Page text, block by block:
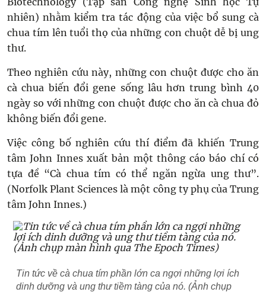
nhiên) nhằm kiểm tra tác động của việc bổ sung cà
chua tím lên tuổi thọ của những con chuột dễ bị ung
thư.
Theo nghiên cứu này, những con chuột được cho ăn
cà chua biến đổi gene sống lâu hơn trung bình 40
ngày so với những con chuột được cho ăn cà chua đỏ
không biến đổi gene.
Việc công bố nghiên cứu thí điểm đã khiến Trung
tâm John Innes xuất bản một thông cáo báo chí có
tựa đề “Cà chua tím có thể ngăn ngừa ung thư”.
(Norfolk Plant Sciences là một công ty phụ của Trung
tâm John Innes.)
Tin tức về cà chua tím phần lớn ca ngợi những lợi ích
dinh dưỡng và ung thư tiềm tàng của nó. (Ảnh chụp